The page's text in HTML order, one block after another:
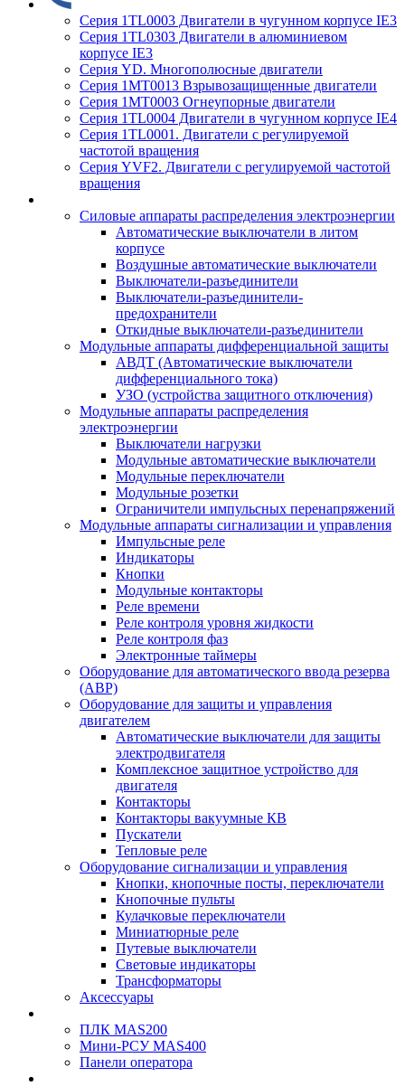
Серия 1TL0003 Двигатели в чугунном корпусе IE3
Серия 1TL0303 Двигатели в алюминиевом
корпусе IE3
Серия YD. Многополюсные двигатели
Серия 1MT0013 Взрывозащищенные двигатели
Серия 1MT0003 Огнеупорные двигатели
Серия 1TL0004 Двигатели в чугунном корпусе IE4
Серия 1TL0001. Двигатели с регулируемой
частотой вращения
Серия YVF2. Двигатели с регулируемой частотой
вращения
Силовые аппараты распределения электроэнергии
Автоматические выключатели в литом
корпусе
Воздушные автоматические выключатели
Выключатели-разъединители
Выключатели-разъединители-
предохранители
Откидные выключатели-разъединители
Модульные аппараты дифференциальной защиты
АВДТ (Автоматические выключатели
дифференциального тока)
УЗО (устройства защитного отключения)
Модульные аппараты распределения
электроэнергии
Выключатели нагрузки
Модульные автоматические выключатели
Модульные переключатели
Модульные розетки
Ограничители импульсных перенапряжений
Модульные аппараты сигнализации и управления
Импульсные реле
Индикаторы
Кнопки
Модульные контакторы
Реле времени
Реле контроля уровня жидкости
Реле контроля фаз
Электронные таймеры
Оборудование для автоматического ввода резерва
(АВР)
Оборудование для защиты и управления
двигателем
Автоматические выключатели для защиты
электродвигателя
Комплексное защитное устройство для
двигателя
Контакторы
Контакторы вакуумные КВ
Пускатели
Тепловые реле
Оборудование сигнализации и управления
Кнопки, кнопочные посты, переключатели
Кнопочные пульты
Кулачковые переключатели
Миниатюрные реле
Путевые выключатели
Световые индикаторы
Трансформаторы
Аксессуары
ПЛК MAS200
Мини-РСУ MAS400
Панели оператора